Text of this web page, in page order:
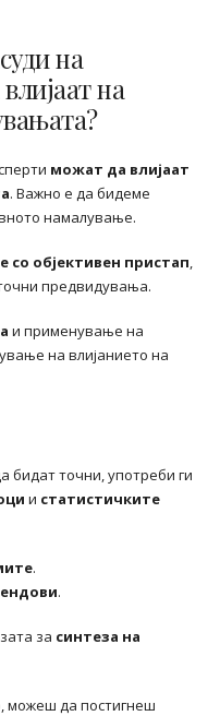
на
на
можат да влијаат
. Важно е да бидеме
намалување.
со објективен пристап,
предвидувања.
и применување на
на влијанието на
бидат точни, употреби ги
и статистичките
.
.
за синтеза на
можеш да постигнеш